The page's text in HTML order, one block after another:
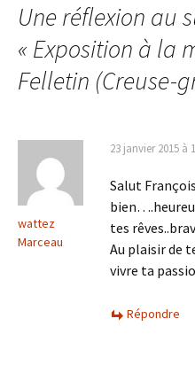
articles
Une réflexion au
« Exposition à la
Felletin (Creuse-
wattez
Marceau
23 janvier 2015 à
Salut
tes
Au plaisir de
vivre ta
Répondre